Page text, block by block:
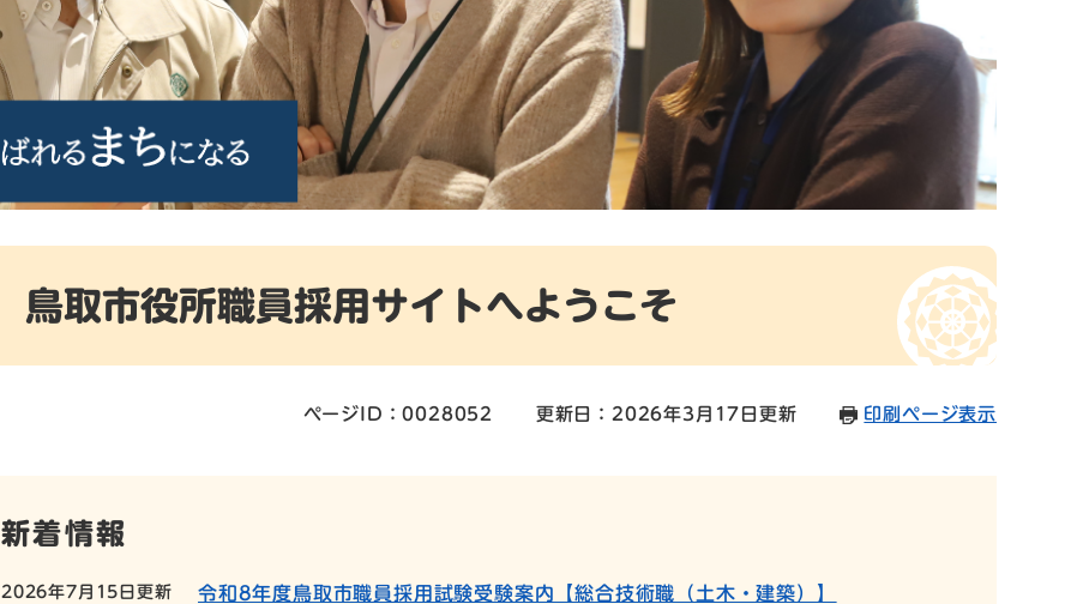
鳥取市役所職員採用サイトへようこそ
ページID：0028052 更新日：2026年3月17日更新 印刷ページ表示
新着情報
2026年7月15日更新 令和8年度鳥取市職員採用試験受験案内【総合技術職（土木・建築）】